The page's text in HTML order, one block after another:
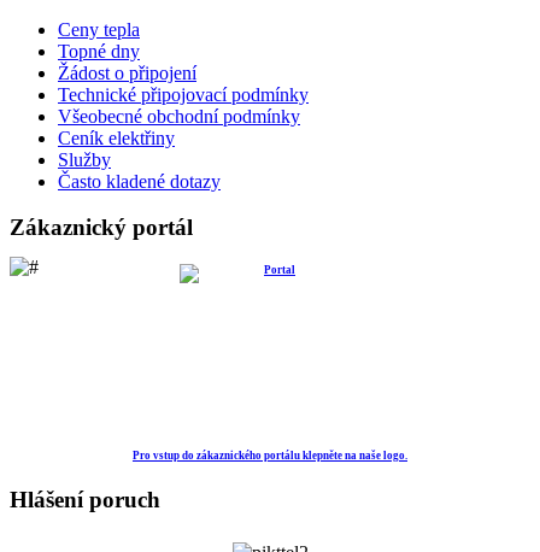
Ceny tepla
Topné dny
Žádost o připojení
Technické připojovací podmínky
Všeobecné obchodní podmínky
Ceník elektřiny
Služby
Často kladené dotazy
Zákaznický portál
Pro vstup do zákaznického portálu klepněte na naše logo.
Hlášení poruch